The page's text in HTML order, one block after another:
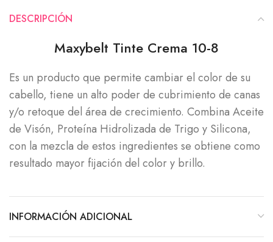
DESCRIPCIÓN
Maxybelt Tinte Crema 10-8
Es un producto que permite cambiar el color de su
cabello, tiene un alto poder de cubrimiento de canas
y/o retoque del área de crecimiento. Combina Aceite
de Visón, Proteína Hidrolizada de Trigo y Silicona,
con la mezcla de estos ingredientes se obtiene como
resultado mayor fijación del color y brillo.
INFORMACIÓN ADICIONAL